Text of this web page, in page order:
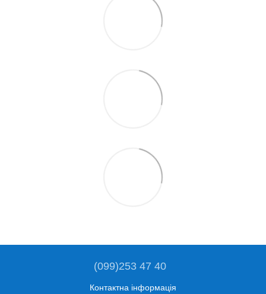
(099)253 47 40
Контактна інформація